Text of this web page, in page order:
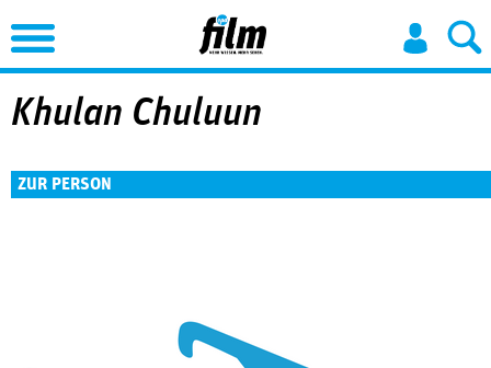
Jump to Navigation
Khulan Chuluun
ZUR PERSON